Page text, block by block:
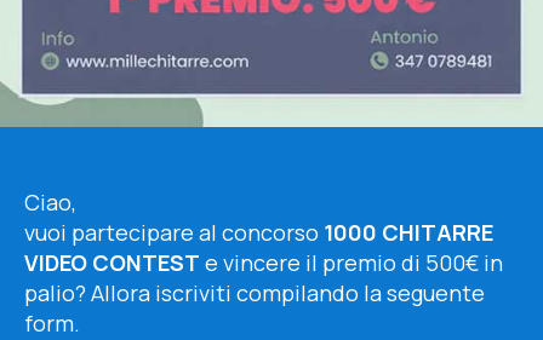
Ciao,
vuoi partecipare al concorso 1000 CHITARRE
VIDEO CONTEST e vincere il premio di 500€ in
palio? Allora iscriviti compilando la seguente
form.